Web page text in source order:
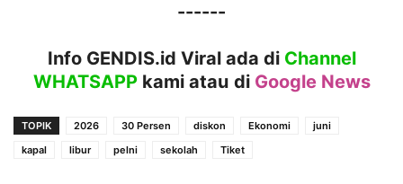
------
Info GENDIS.id Viral ada di Channel
WHATSAPPkami atau di Google News
TOPIK 2026 30 Persen diskon Ekonomi
juni
kapal
libur pelni sekolah Tiket